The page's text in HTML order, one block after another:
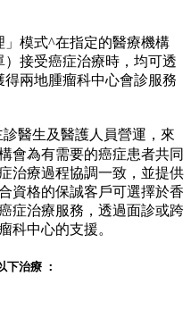
模式^在指定的醫療機構
）接受癌症治療時，均可透
兩地腫瘤科中心會診服務
診醫生及醫護人員營運，來
會為有需要的癌症患者共同
治療過程協調一致，並提供
資格的保誠客戶可選擇於香
症治療服務，透過面診或跨
科中心的支援。
下治療 ：